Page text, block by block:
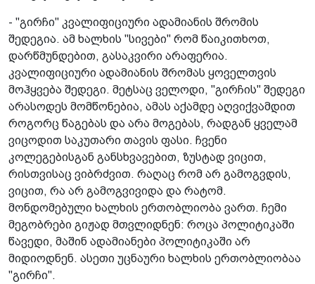
- "გირჩი" კვალიფიციური ადამიანის შრომის
შედეგია. ამ ხალხის "სივები" რომ წაიკითხოთ,
დარწმუნდებით, გასაკვირი არაფერია.
კვალიფიციური ადამიანის შრომას ყოველთვის
მოჰყვება შედეგი. მეტსაც ველოდი, "გირჩის" შედეგი
არასოდეს მომწონებია, ამას აქამდე აღვიქვამდით
როგორც წაგებას და არა მოგებას, რადგან ყველამ
ვიცოდით საკუთარი თავის ფასი. ჩვენი
კოლეგებისგან განსხვავებით, ზუსტად ვიცით,
რისთვისაც ვიბრძვით. რაღაც რომ არ გამოგვდის,
ვიცით, რა არ გამოგვივიდა და რატომ.
მონდომებული ხალხის ერთობლიობა ვართ. ჩემი
მეგობრები გიჟად მთვლიდნენ: როცა პოლიტიკაში
წავედი, მაშინ ადამიანები პოლიტიკაში არ
მიდიოდნენ. ასეთი უცნაური ხალხის ერთობლიობაა
"გირჩი".